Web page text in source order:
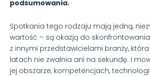
podsumowania.
Spotkania tego rodzaju mają jedną,
wartość – są okazją do
z innymi przedstawicielami branży,
latach nie zwalnia ani na sekundę. I
jej obszarze, kompetencjach,